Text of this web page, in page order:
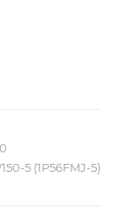
5 (1P56FMJ-5)